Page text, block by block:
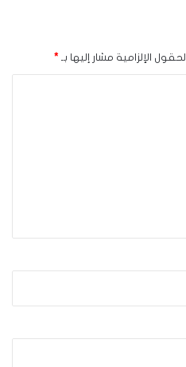
الحقول الإلزامية مشار إليها بـ *